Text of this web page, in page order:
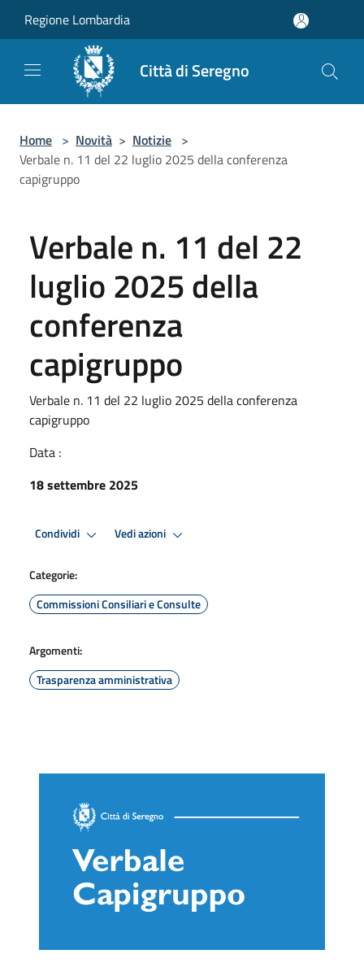
Regione Lombardia
Città di Seregno
Home > Novità > Notizie >
Verbale n. 11 del 22 luglio 2025 della conferenza
capigruppo
Verbale n. 11 del 22
luglio 2025 della
conferenza
capigruppo
Verbale n. 11 del 22 luglio 2025 della conferenza
capigruppo
Data :
18 settembre 2025
Condividi Vedi azioni
Categorie:
Commissioni Consiliari e Consulte
Argomenti:
Trasparenza amministrativa